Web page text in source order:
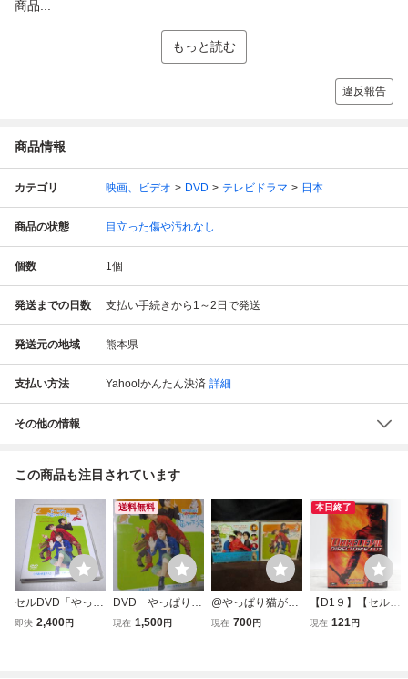
商品...
もっと読む
違反報告
商品情報
カテゴリ 映画、ビデオ DVD テレビドラマ 日本
商品の状態 目立った傷や汚れなし
個数 1個
発送までの日数 支払い手続きから1～2日で発送
発送元の地域 熊本県
支払い方法 Yahoo!かんたん決済 詳細
その他の情報
この商品も注目されています
セルDVD「やっぱ
り猫が好き 新作2
即決 2,400円
送料無料
DVD やっぱり猫
が好き 新作2001
現在 1,500円
@やっぱり猫が好
き 新作2001 DVD
現在 700円
本日終了
【D1９】【セル
版】デアデビル/デ
現在 121円